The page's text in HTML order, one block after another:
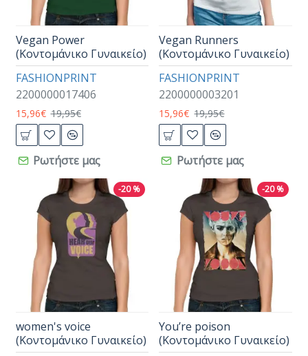
FASHIONPRINT
2200000017406
Vegan Power
(Κοντομάνικο Γυναικείο)
15,96€ 19,95€
Ρωτήστε μας
FASHIONPRINT
2200000003201
Vegan Runners
(Κοντομάνικο Γυναικείο)
15,96€ 19,95€
Ρωτήστε μας
-20 %
women's voice
(Κοντομάνικο Γυναικείο)
-20 %
You’re poison
(Κοντομάνικο Γυναικείο)